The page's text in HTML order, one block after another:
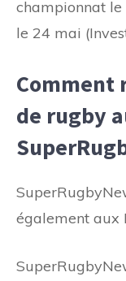
championnat le
le 24 mai
Comment
de rugby
également aux